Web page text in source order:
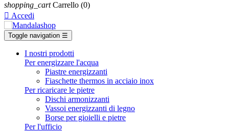
shopping_cart Carrello (0)
 Accedi
Toggle navigation ☰
I nostri prodotti
Per energizzare l'acqua
Piastre energizzanti
Fiaschette thermos in acciaio inox
Per ricaricare le pietre
Dischi armonizzanti
Vassoi energizzanti di legno
Borse per gioielli e pietre
Per l'ufficio